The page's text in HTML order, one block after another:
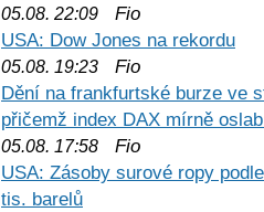
05.08. 22:09 Fio
USA: Dow Jones na rekordu
05.08. 19:23 Fio
Dění na frankfurtské burze ve
přičemž index DAX mírně
05.08. 17:58 Fio
USA: Zásoby surové ropy
tis. barelů